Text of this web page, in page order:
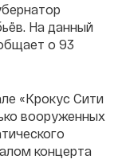
На данный
о 93
«Крокус Сити
вооруженных
концерта